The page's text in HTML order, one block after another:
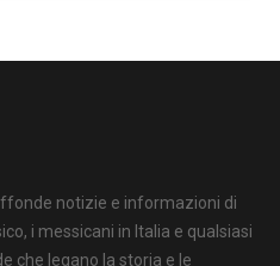
notizie e informazioni di
i messicani in Italia e qualsiasi
che legano la storia e le